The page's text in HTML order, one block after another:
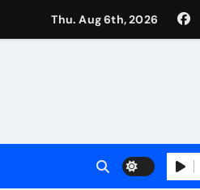
Thu. Aug 6th, 2026